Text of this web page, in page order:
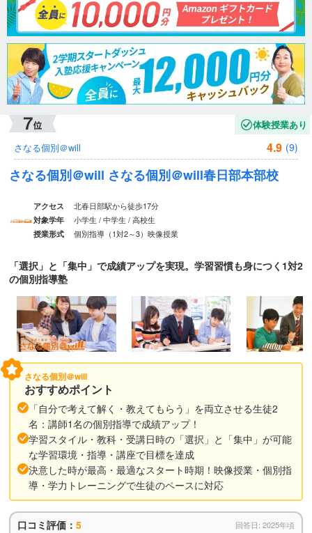
体験授業あり
さなる個別＠will
4.9 (9)
さなる個別＠will さなる個別＠will春日部本部校
アクセス 北春日部駅から徒歩17分
対象学年 小学生 / 中学生 / 高校生
授業形式 個別指導（1対2～3） 映像授業
「選択」と「集中」で成績アップを実現。学習習慣も身につく1対2
の個別指導塾
さなる個別＠will
おすすめポイント
「自分で考えて解く・教えてもらう」を両立させる生徒2
名：講師1名の個別指導で成績アップ！
学習スタイル・教科・受講日時の「選択」と「集中」が可能
な学習環境・指導・講座で目標を達成
決意した時が最高・最適なスタート時期！映像授業・個別指
導・学力トレーニングで生徒のペースに対応
口コミ評価： 5 回答日: 2025年頃